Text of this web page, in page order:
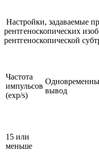
Настройки, задаваемые
рентгеноскопических
рентгеноскопической
Частота
импульсов
(exp/s)
вывод
15 или
меньше